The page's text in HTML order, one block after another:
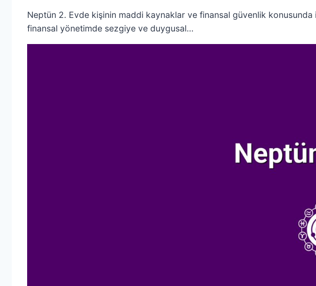
Neptün 2. Evde kişinin maddi kaynaklar ve finansal güvenlik
finansal yönetimde sezgiye ve duygusal…